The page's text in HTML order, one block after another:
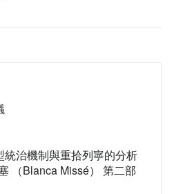
治機制與重拾列寧的分析
（Blanca Missé） 第二部